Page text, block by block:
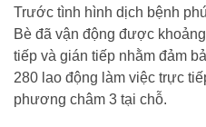
Trước tình hình dịch bệnh
Bè đã vận động được
tiếp và gián tiếp nhằm đảm
280 lao động làm việc trực
phương châm 3 tại chỗ.